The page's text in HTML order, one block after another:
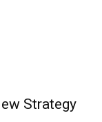
Strategy